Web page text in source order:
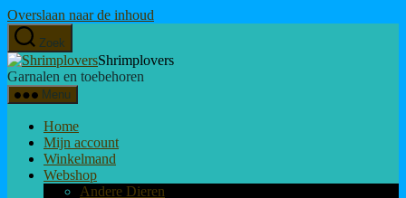
Overslaan naar de inhoud
Zoek
Shrimplovers
Garnalen en toebehoren
Menu
Home
Mijn account
Winkelmand
Webshop
Andere Dieren